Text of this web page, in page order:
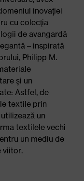
inovaţiei
cu colecţia
de avangardă
– inspirată
Philipp M.
şi un
Astfel, de
textile prin
un
textilele vechi
un mediu de
viitor.